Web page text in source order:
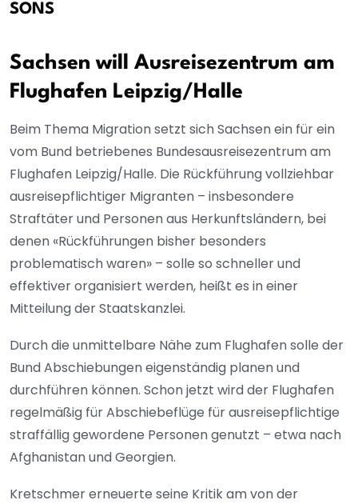
SONS
Sachsen will Ausreisezentrum am
Flughafen Leipzig/Halle
Beim Thema Migration setzt sich Sachsen ein für ein
vom Bund betriebenes Bundesausreisezentrum am
Flughafen Leipzig/Halle. Die Rückführung vollziehbar
ausreisepflichtiger Migranten – insbesondere
Straftäter und Personen aus Herkunftsländern, bei
denen «Rückführungen bisher besonders
problematisch waren» – solle so schneller und
effektiver organisiert werden, heißt es in einer
Mitteilung der Staatskanzlei.
Durch die unmittelbare Nähe zum Flughafen solle der
Bund Abschiebungen eigenständig planen und
durchführen können. Schon jetzt wird der Flughafen
regelmäßig für Abschiebeflüge für ausreisepflichtige
straffällig gewordene Personen genutzt – etwa nach
Afghanistan und Georgien.
Kretschmer erneuerte seine Kritik am von der